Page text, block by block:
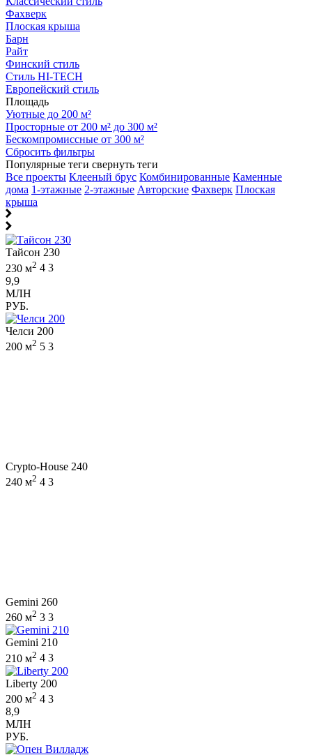
Фахверк
Плоская крыша
Барн
Райт
Финский стиль
Стиль HI-TECH
Европейский стиль
Площадь
Уютные до 200 м²
Просторные от 200 м² до 300 м²
Бескомпромиссные от 300 м²
Сбросить фильтры
Популярные теги свернуть теги
Все проекты Клееный брус Комбинированные Каменные
дома 1-этажные 2-этажные Авторские Фахверк Плоская
крыша
Тайсон 230
230 м2 4 3
9,9
МЛН
РУБ.
Челси 200
200 м2 5 3
Crypto-House 240
240 м2 4 3
Gemini 260
260 м2 3 3
Gemini 210
210 м2 4 3
Liberty 200
200 м2 4 3
8,9
МЛН
РУБ.